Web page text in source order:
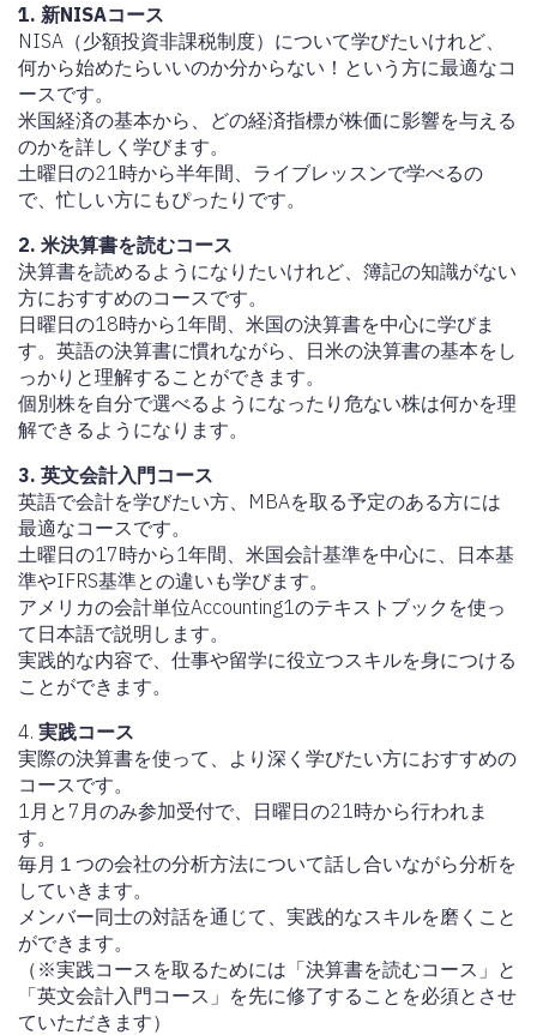
1. 新NISAコース
NISA（少額投資非課税制度）について学びたいけれど、
何から始めたらいいのか分からない！という方に最適なコ
ースです。
米国経済の基本から、どの経済指標が株価に影響を与える
のかを詳しく学びます。
土曜日の21時から半年間、ライブレッスンで学べるの
で、忙しい方にもぴったりです。
2. 米決算書を読むコース
決算書を読めるようになりたいけれど、簿記の知識がない
方におすすめのコースです。
日曜日の18時から1年間、米国の決算書を中心に学びま
す。英語の決算書に慣れながら、日米の決算書の基本をし
っかりと理解することができます。
個別株を自分で選べるようになったり危ない株は何かを理
解できるようになります。
3. 英文会計入門コース
英語で会計を学びたい方、MBAを取る予定のある方には
最適なコースです。
土曜日の17時から1年間、米国会計基準を中心に、日本基
準やIFRS基準との違いも学びます。
アメリカの会計単位Accounting1のテキストブックを使っ
て日本語で説明します。
実践的な内容で、仕事や留学に役立つスキルを身につける
ことができます。
4. 実践コース
実際の決算書を使って、より深く学びたい方におすすめの
コースです。
1月と7月のみ参加受付で、日曜日の21時から行われま
す。
毎月１つの会社の分析方法について話し合いながら分析を
していきます。
メンバー同士の対話を通じて、実践的なスキルを磨くこと
ができます。
（※実践コースを取るためには「決算書を読むコース」と
「英文会計入門コース」を先に修了することを必須とさせ
ていただきます）